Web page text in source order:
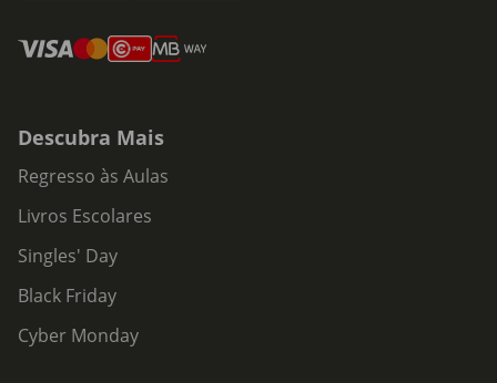
Descubra Mais
Regresso às Aulas
Livros Escolares
Singles' Day
Black Friday
Cyber Monday